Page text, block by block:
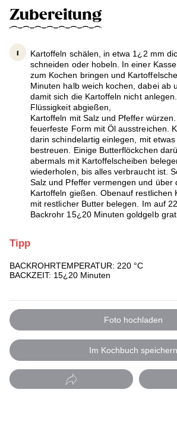
Zubereitung
Kartoffeln schälen, in etwa 1¿2 mm
schneiden oder hobeln. In einer
zum Kochen bringen und
Minuten halb weich kochen, dabei ab
damit sich die Kartoffeln nicht
Flüssigkeit abgießen,
Kartoffeln mit Salz und Pfeffer
feuerfeste Form mit Öl ausstreichen.
darin schindelartig einlegen, mit
bestreuen. Einige Butterflöckchen
abermals mit Kartoffelscheiben
wiederholen, bis alles verbraucht ist.
Salz und Pfeffer vermengen und über
Kartoffeln gießen. Obenauf restlichen
mit restlicher Butter belegen. Im auf
Backrohr 15¿20 Minuten goldgelb
Tipp
BACKROHRTEMPERATUR: 220 °C
BACKZEIT: 15¿20 Minuten
Foto hochladen
Im Kochbuch speichern